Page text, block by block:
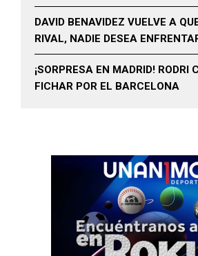
DAVID BENAVIDEZ VUELVE A
RIVAL, NADIE DESEA
¡SORPRESA EN MADRID! RODRI
FICHAR POR EL BARCELONA